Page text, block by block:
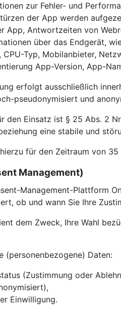
zur Fehler- und
der App werden
App, Antwortzeiten von
über das Endgerät,
CPU-Typ, Mobilanbieter,
App-Version, App-
erfolgt ausschließlich
pseudonymisiert und
den Einsatz ist § 25 Abs. 2
eine stabile und
für den Zeitraum von
Management)
Management-Plattform
ob und wann Sie Ihre
dem Zweck, Ihre Wahl
(personenbezogene) Daten:
(Zustimmung oder
Einwilligung.